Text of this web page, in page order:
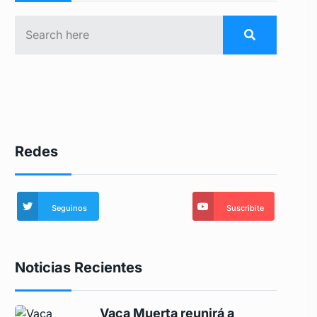
Redes
Seguinos Suscribite
Noticias Recientes
Vaca Muerta reunirá a